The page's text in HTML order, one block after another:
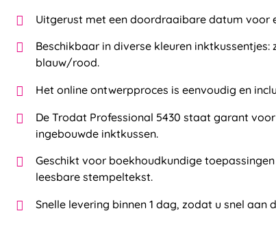
Uitgerust met een doordraaibare datum voor
Beschikbaar in diverse kleuren
blauw/rood.
Het online ontwerpproces is eenvoudig en
De Trodat Professional 5430 staat garant
ingebouwde inktkussen.
Geschikt voor boekhoudkundige
leesbare stempeltekst.
Snelle levering binnen 1 dag, zodat u snel aan